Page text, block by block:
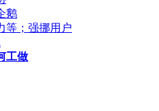
鹅
等；强挪用户
工做